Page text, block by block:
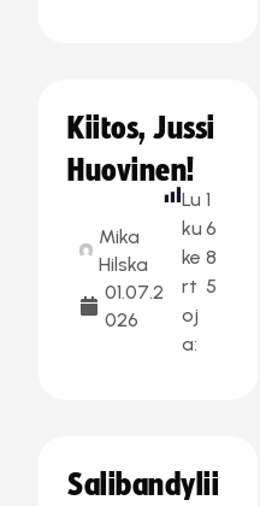
Kiitos, Jussi
Huovinen!
Mika
Hilska
01.07.2
026
Lu
ku
ke
rt
oj
a:
1
6
8
5
Salibandylii